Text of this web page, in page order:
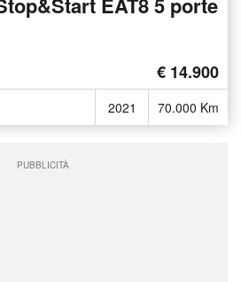
€ 14.900
2021 70.000 Km
PUBBLICITÀ